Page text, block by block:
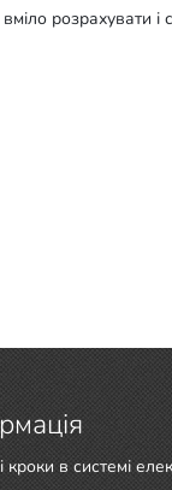
розрахувати і
кроки в системі